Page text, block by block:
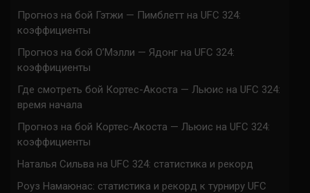
Прогноз на бой Гэтжи — Пимблетт на UFC 324:
коэффициенты
Прогноз на бой О’Мэлли — Ядонг на UFC 324:
коэффициенты
Где смотреть бой Кортес-Акоста — Льюис на UFC 324:
время начала
Прогноз на бой Кортес-Акоста — Льюис на UFC 324:
коэффициенты
Наталья Сильва на UFC 324: статистика и рекорд
Роуз Намаюнас: статистика и рекорд к турниру UFC